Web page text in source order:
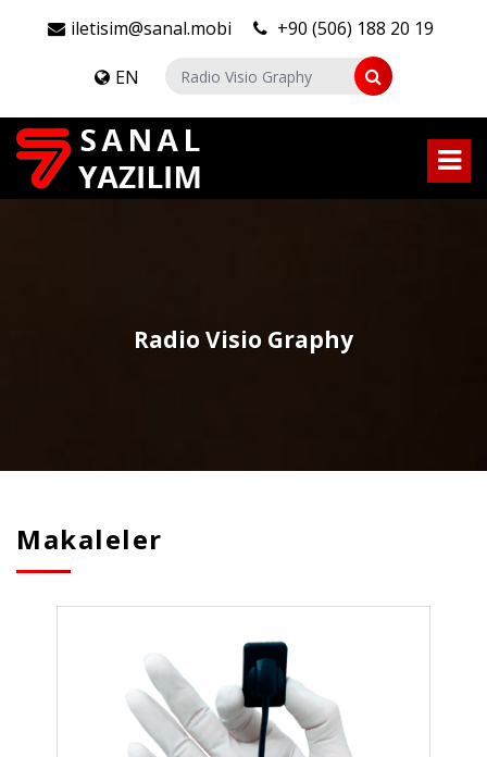
iletisim@sanal.mobi +90 (506) 188 20 19
EN
Radio Visio Graphy
Makaleler